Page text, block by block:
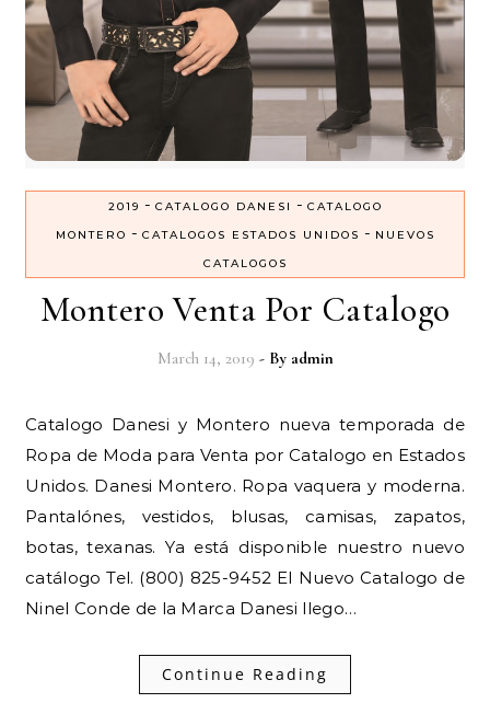
2019 - CATALOGO DANESI - CATALOGO
MONTERO - CATALOGOS ESTADOS UNIDOS - NUEVOS
CATALOGOS
Montero Venta Por Catalogo
March 14, 2019 - By admin
Catalogo Danesi y Montero nueva temporada de
Ropa de Moda para Venta por Catalogo en Estados
Unidos. Danesi Montero. Ropa vaquera y moderna.
Pantalónes, vestidos, blusas, camisas, zapatos,
botas, texanas. Ya está disponible nuestro nuevo
catálogo Tel. (800) 825-9452 El Nuevo Catalogo de
Ninel Conde de la Marca Danesi llego…
Continue Reading